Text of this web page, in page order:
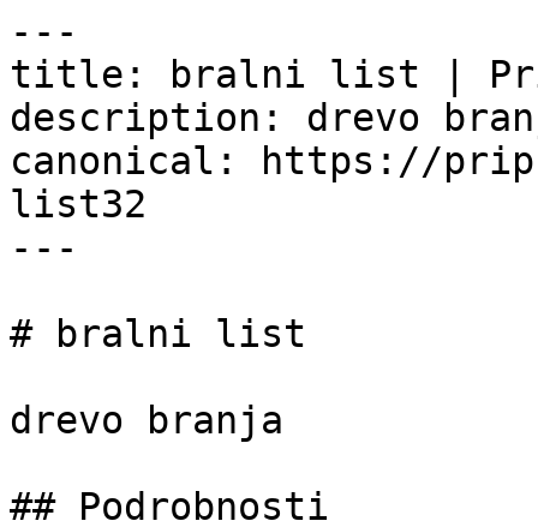
---
title: bralni list |
description: drevo
canonical: https://
list32
---
# bralni list
drevo branja
## Podrobnosti